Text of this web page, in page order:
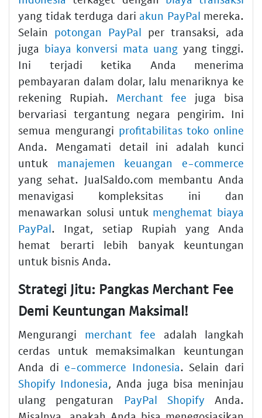
yang tidak terduga dari akun PayPal mereka.
Selain potongan PayPal per transaksi, ada
juga biaya konversi mata uang yang tinggi.
Ini terjadi ketika Anda menerima
pembayaran dalam dolar, lalu menariknya ke
rekening Rupiah. Merchant fee juga bisa
bervariasi tergantung negara pengirim. Ini
semua mengurangi profitabilitas toko online
Anda. Mengamati detail ini adalah kunci
untuk manajemen keuangan e-commerce
yang sehat. JualSaldo.com membantu Anda
menavigasi kompleksitas ini dan
menawarkan solusi untuk menghemat biaya
PayPal. Ingat, setiap Rupiah yang Anda
hemat berarti lebih banyak keuntungan
untuk bisnis Anda.
Strategi Jitu: Pangkas Merchant Fee
Demi Keuntungan Maksimal!
Mengurangi merchant fee adalah langkah
cerdas untuk memaksimalkan keuntungan
Anda di e-commerce Indonesia. Selain dari
Shopify Indonesia, Anda juga bisa meninjau
ulang pengaturan PayPal Shopify Anda.